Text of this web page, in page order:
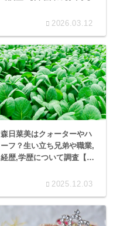
2026.03.12
森日菜美はクォーターやハ
ーフ？生い立ち兄弟や職業,
経歴,学歴について調査【酒
2025.12.03